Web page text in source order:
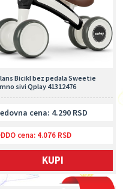
Bicikl bez pedala Sweetie
sivi Qplay 41312476
cena: 4.290 RSD
cena: 4.076 RSD
KUPI